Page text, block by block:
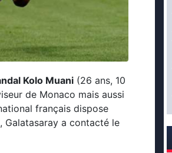
Kolo Muani (26 ans, 10
de Monaco mais aussi
français dispose
, Galatasaray a contacté le